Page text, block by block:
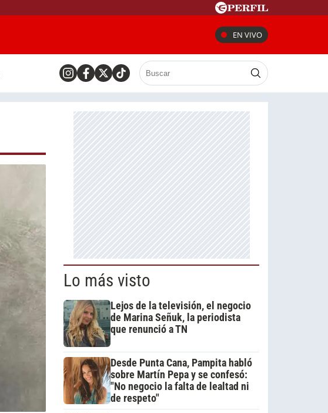
EN VIVO
Lo más visto
Lejos de la televisión, el negocio
de Marina Señuk, la periodista
que renunció a TN
Desde Punta Cana, Pampita habló
sobre Martín Pepa y se confesó:
"No negocio la falta de lealtad ni
de respeto"